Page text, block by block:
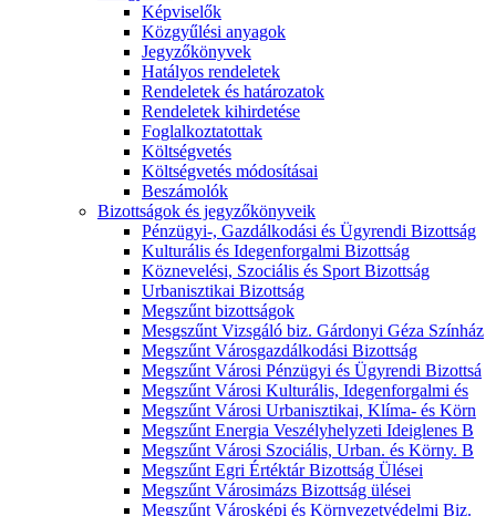
Képviselők
Közgyűlési anyagok
Jegyzőkönyvek
Hatályos rendeletek
Rendeletek és határozatok
Rendeletek kihirdetése
Foglalkoztatottak
Költségvetés
Költségvetés módosításai
Beszámolók
Bizottságok és jegyzőkönyveik
Pénzügyi-, Gazdálkodási és Ügyrendi Bizottság
Kulturális és Idegenforgalmi Bizottság
Köznevelési, Szociális és Sport Bizottság
Urbanisztikai Bizottság
Megszűnt bizottságok
Mesgszűnt Vizsgáló biz. Gárdonyi Géza Színház
Megszűnt Városgazdálkodási Bizottság
Megszűnt Városi Pénzügyi és Ügyrendi Bizottsá
Megszűnt Városi Kulturális, Idegenforgalmi és
Megszűnt Városi Urbanisztikai, Klíma- és Körn
Megszűnt Energia Veszélyhelyzeti Ideiglenes B
Megszűnt Városi Szociális, Urban. és Körny. B
Megszűnt Egri Értéktár Bizottság Ülései
Megszűnt Városimázs Bizottság ülései
Megszűnt Városképi és Környezetvédelmi Biz.